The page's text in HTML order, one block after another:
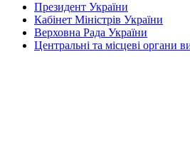
Президент України
Кабінет Міністрів України
Верховна Рада України
Центральні та місцеві органи